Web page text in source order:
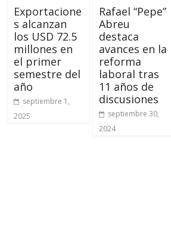
Exportacione
s alcanzan
los USD 72.5
millones en
el primer
semestre del
año
septiembre 1,
2025
Rafael “Pepe”
Abreu
destaca
avances en la
reforma
laboral tras
11 años de
discusiones
septiembre 30,
2024